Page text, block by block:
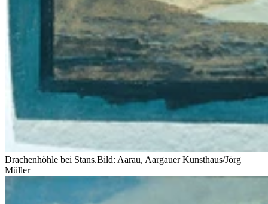
Drachenhöhle bei Stans.Bild: Aarau, Aargauer Kunsthaus/Jörg
Müller